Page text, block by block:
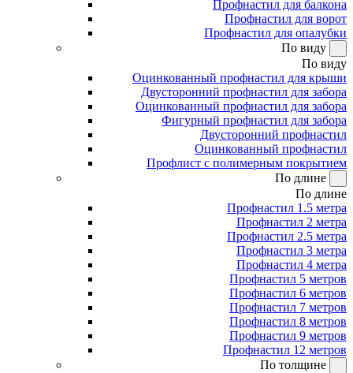
Профнастил для балкона
Профнастил для ворот
Профнастил для опалубки
По виду
По виду
Оцинкованный профнастил для крыши
Двусторонний профнастил для забора
Оцинкованный профнастил для забора
Фигурный профнастил для забора
Двусторонний профнастил
Оцинкованный профнастил
Профлист с полимерным покрытием
По длине
По длине
Профнастил 1.5 метра
Профнастил 2 метра
Профнастил 2.5 метра
Профнастил 3 метра
Профнастил 4 метра
Профнастил 5 метров
Профнастил 6 метров
Профнастил 7 метров
Профнастил 8 метров
Профнастил 9 метров
Профнастил 12 метров
По толщине